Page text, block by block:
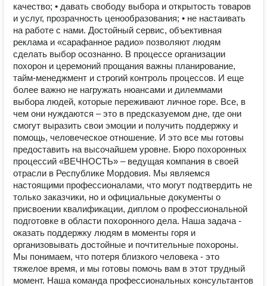
качество; • давать свободу выбора и открытость товаров
и услуг, прозрачность ценообразования; • не настаивать
на работе с нами. Достойный сервис, объективная
реклама и «сарафанное радио» позволяют людям
сделать выбор осознанно. В процессе организации
похорон и церемоний прощания важны планирование,
тайм-менеджмент и строгий контроль процессов. И еще
более важно не нагружать нюансами и дилеммами
выбора людей, которые переживают личное горе. Все, в
чем они нуждаются – это в предсказуемом дне, где они
смогут выразить свои эмоции и получить поддержку и
помощь, человеческое отношение. И это все мы готовы
предоставить на высочайшем уровне. Бюро похоронных
процессий «ВЕЧНОСТЬ» – ведущая компания в своей
отрасли в Республике Мордовия. Мы являемся
настоящими профессионалами, что могут подтвердить не
только заказчики, но и официальные документы о
присвоении квалификации, диплом о профессиональной
подготовке в области похоронного дела. Наша задача -
оказать поддержку людям в моменты горя и
организовывать достойные и почтительные похороны.
Мы понимаем, что потеря близкого человека - это
тяжелое время, и мы готовы помочь вам в этот трудный
момент. Наша команда профессиональных консультантов